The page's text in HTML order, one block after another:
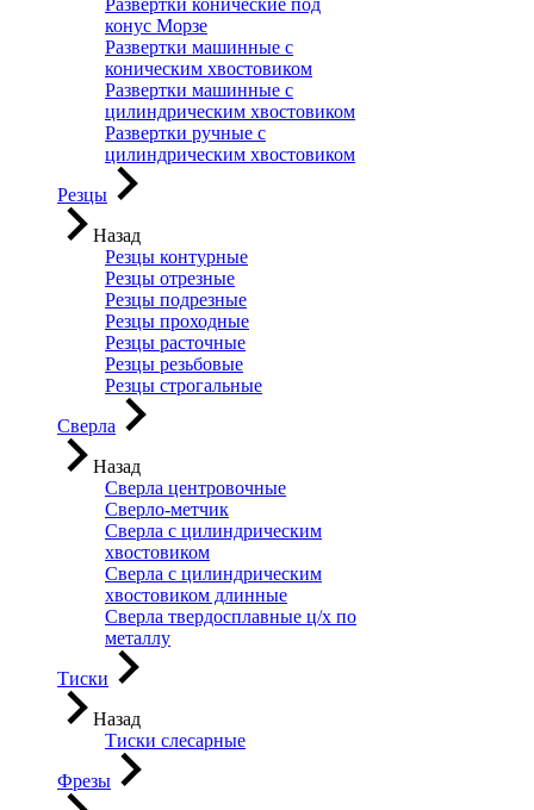
Развертки конические под
конус Морзе
Развертки машинные с
коническим хвостовиком
Развертки машинные с
цилиндрическим хвостовиком
Развертки ручные с
цилиндрическим хвостовиком
Резцы
Назад
Резцы контурные
Резцы отрезные
Резцы подрезные
Резцы проходные
Резцы расточные
Резцы резьбовые
Резцы строгальные
Сверла
Назад
Сверла центровочные
Сверло-метчик
Сверла с цилиндрическим
хвостовиком
Сверла с цилиндрическим
хвостовиком длинные
Сверла твердосплавные ц/х по
металлу
Тиски
Назад
Тиски слесарные
Фрезы